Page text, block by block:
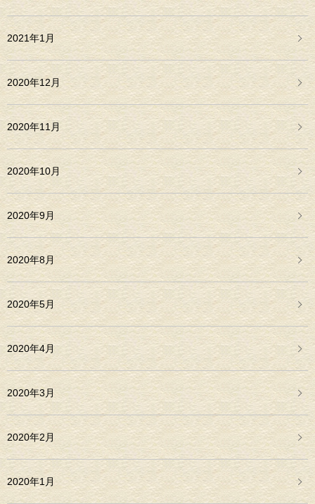
2021年1月
2020年12月
2020年11月
2020年10月
2020年9月
2020年8月
2020年5月
2020年4月
2020年3月
2020年2月
2020年1月